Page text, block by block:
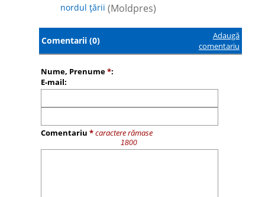
nordul ţării (Moldpres)
Comentarii (0)
Adaugă
comentariu
Nume, Prenume*:
E-mail:
Comentariu *caractere rămase